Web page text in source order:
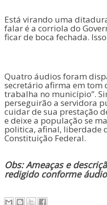
Está virando uma
falar é a corriola do
ficar de boca fechada.
Quatro áudios foram
secretário afirma em tom
trabalha no município”.
perseguirão a servidora
cuidar de sua prestação
e deixe a população se
politica, afinal, liberdade
Constituição Federal.
Obs: Ameaças e
redigido conforme